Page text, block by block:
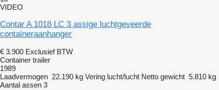
VIDEO
Contar A 1018 LC 3 assige luchtgeveerde
containeraanhanger
€ 3.900 Exclusief BTW
Container trailer
1989
Laadvermogen 22.190 kg Vering lucht/lucht Netto gewicht 5.810 kg
Aantal assen 3